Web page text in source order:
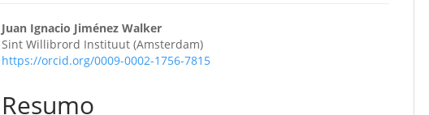
Conteúdo
do
Juan Ignacio Jiménez Walker
Sint Willibrord Instituut (Amsterdam)
https://orcid.org/0009-0002-1756-7815
Resumo